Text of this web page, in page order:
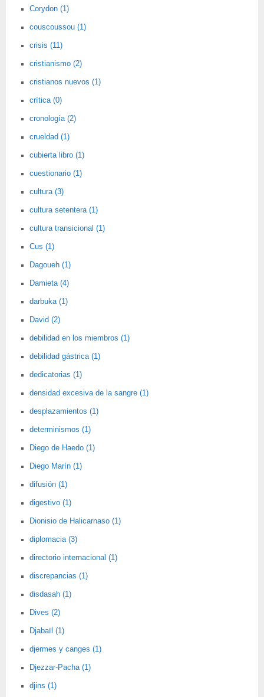
Corydon (1)
couscoussou (1)
crisis (11)
cristianismo (2)
cristianos nuevos (1)
crítica (0)
cronología (2)
crueldad (1)
cubierta libro (1)
cuestionario (1)
cultura (3)
cultura setentera (1)
cultura transicional (1)
Cus (1)
Dagoueh (1)
Damieta (4)
darbuka (1)
David (2)
debilidad en los miembros (1)
debilidad gástrica (1)
dedicatorias (1)
densidad excesiva de la sangre (1)
desplazamientos (1)
determinismos (1)
Diego de Haedo (1)
Diego Marín (1)
difusión (1)
digestivo (1)
Dionisio de Halicarnaso (1)
diplomacia (3)
directorio internacional (1)
discrepancias (1)
disdasah (1)
Dives (2)
Djabaïl (1)
djermes y canges (1)
Djezzar-Pacha (1)
djins (1)